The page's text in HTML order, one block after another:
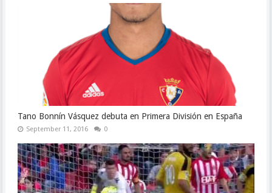
Tano Bonnín Vásquez debuta en Primera División en España
September 11, 2016 0